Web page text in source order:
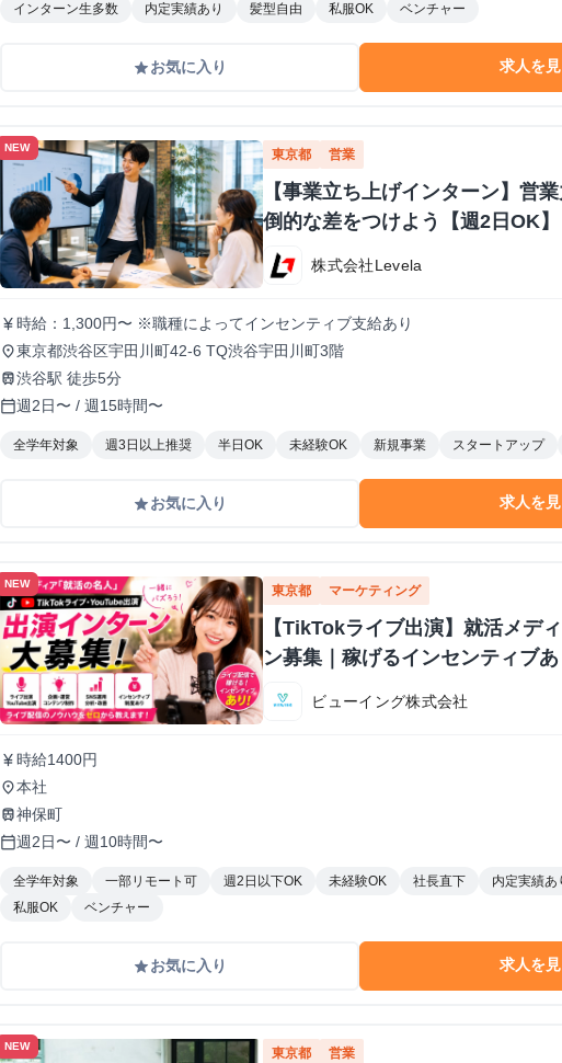
インターン生多数
内定実績あり 髪型自由 私服OK ベンチャー
gradeお気に入り 求人を
NEW 東京都 営業
【事業立ち上げインターン】営
倒的な差をつけよう【週2日OK】
株式会社Levela
currency_yen時給：1,300円〜 ※職種によってインセンティブ支給あり
place東京都渋谷区宇田川町42-6 TQ渋谷宇田川町3階
train渋谷駅 徒歩5分
calendar_today週2日〜 / 週15時間〜
全学年対象 週3日以上推奨 半日OK 未経験OK 新規事業 スタートアップ
gradeお気に入り 求人を
NEW 東京都 マーケティング
【TikTokライブ出演】就活メデ
ン募集｜稼げるインセンティブあ
ビューイング株式会社
currency_yen時給1400円
place本社
train神保町
calendar_today週2日〜 / 週10時間〜
全学年対象 一部リモート可 週2日以下OK 未経験OK 社長直下 内定実績あ
私服OK
ベンチャー
gradeお気に入り 求人を
NEW 東京都 営業